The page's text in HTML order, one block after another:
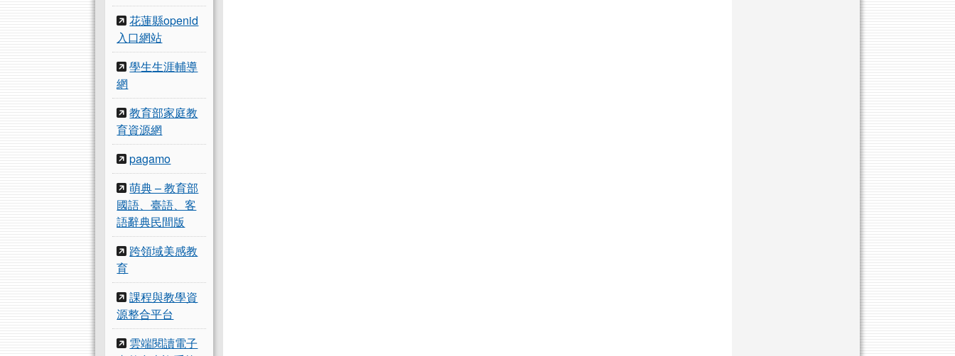
花蓮縣openid
入口網站
學生生涯輔導
網
教育部家庭教
育資源網
pagamo
萌典 – 教育部
國語、臺語、客
語辭典民間版
跨領域美感教
育
課程與教學資
源整合平台
雲端閱讀電子